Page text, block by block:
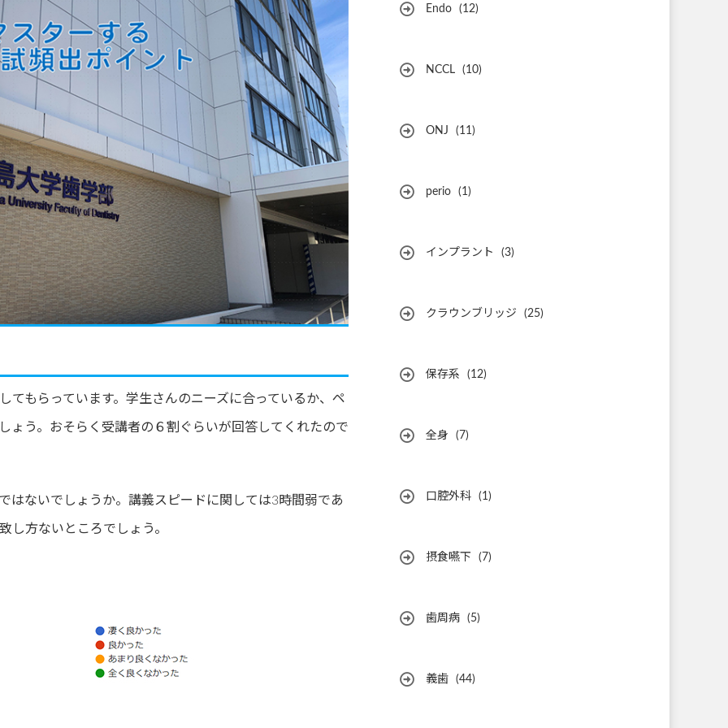
てもらっています。学生さんのニーズに合っているか、ペ
ょう。おそらく受講者の６割ぐらいが回答してくれたので
はないでしょうか。講義スピードに関しては3時間弱であ
し方ないところでしょう。
Endo (12)
NCCL (10)
ONJ (11)
perio (1)
インプラント (3)
クラウンブリッジ (25)
保存系 (12)
全身 (7)
口腔外科 (1)
摂食嚥下 (7)
歯周病 (5)
義歯 (44)